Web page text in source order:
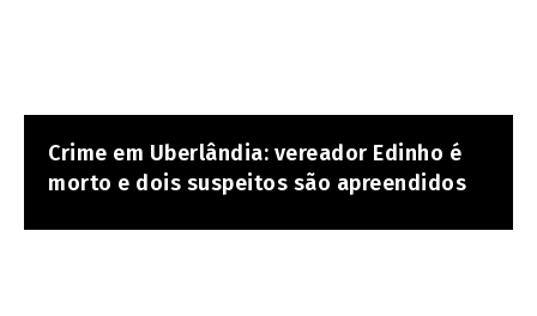
Crime em Uberlândia: vereador Edinho é
morto e dois suspeitos são apreendidos